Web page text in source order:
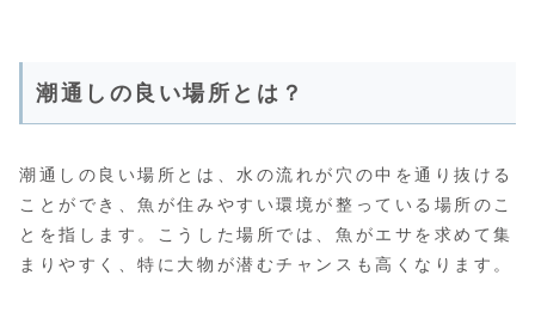
潮通しの良い場所とは？
潮通しの良い場所とは、水の流れが穴の中を通り抜ける
ことができ、魚が住みやすい環境が整っている場所のこ
とを指します。こうした場所では、魚がエサを求めて集
まりやすく、特に大物が潜むチャンスも高くなります。